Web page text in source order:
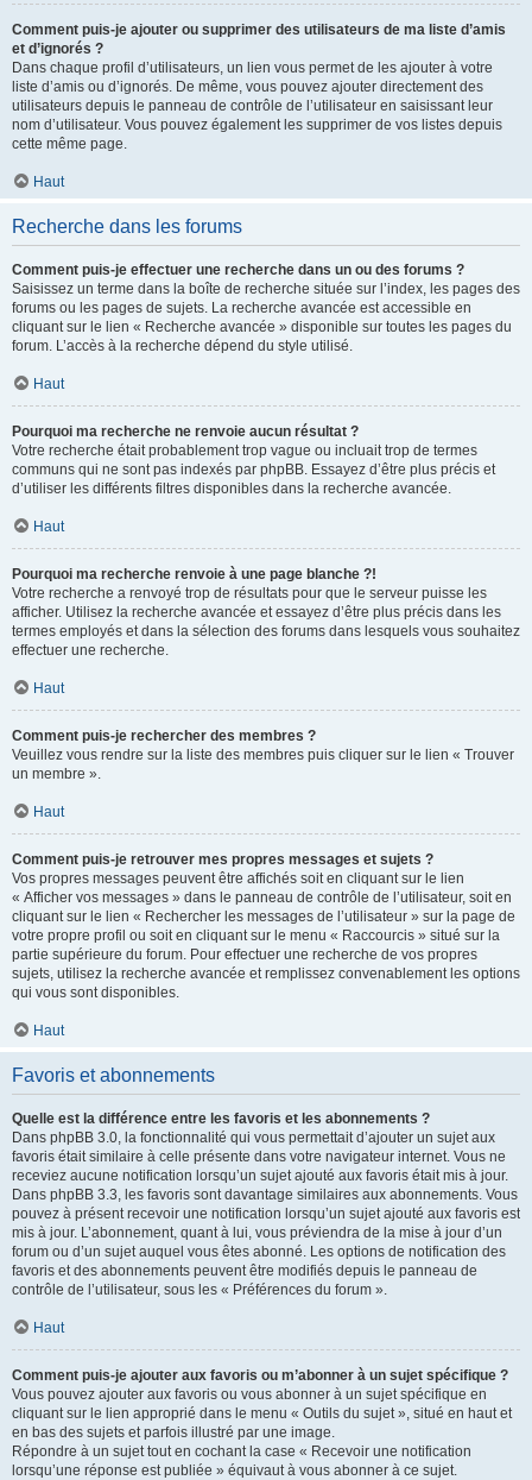
Comment puis-je ajouter ou supprimer des utilisateurs de ma liste d’amis
et d’ignorés ?
Dans chaque profil d’utilisateurs, un lien vous permet de les ajouter à votre
liste d’amis ou d’ignorés. De même, vous pouvez ajouter directement des
utilisateurs depuis le panneau de contrôle de l’utilisateur en saisissant leur
nom d’utilisateur. Vous pouvez également les supprimer de vos listes depuis
cette même page.
Haut
Recherche dans les forums
Comment puis-je effectuer une recherche dans un ou des forums ?
Saisissez un terme dans la boîte de recherche située sur l’index, les pages des
forums ou les pages de sujets. La recherche avancée est accessible en
cliquant sur le lien « Recherche avancée » disponible sur toutes les pages du
forum. L’accès à la recherche dépend du style utilisé.
Haut
Pourquoi ma recherche ne renvoie aucun résultat ?
Votre recherche était probablement trop vague ou incluait trop de termes
communs qui ne sont pas indexés par phpBB. Essayez d’être plus précis et
d’utiliser les différents filtres disponibles dans la recherche avancée.
Haut
Pourquoi ma recherche renvoie à une page blanche ?!
Votre recherche a renvoyé trop de résultats pour que le serveur puisse les
afficher. Utilisez la recherche avancée et essayez d’être plus précis dans les
termes employés et dans la sélection des forums dans lesquels vous souhaitez
effectuer une recherche.
Haut
Comment puis-je rechercher des membres ?
Veuillez vous rendre sur la liste des membres puis cliquer sur le lien « Trouver
un membre ».
Haut
Comment puis-je retrouver mes propres messages et sujets ?
Vos propres messages peuvent être affichés soit en cliquant sur le lien
« Afficher vos messages » dans le panneau de contrôle de l’utilisateur, soit en
cliquant sur le lien « Rechercher les messages de l’utilisateur » sur la page de
votre propre profil ou soit en cliquant sur le menu « Raccourcis » situé sur la
partie supérieure du forum. Pour effectuer une recherche de vos propres
sujets, utilisez la recherche avancée et remplissez convenablement les options
qui vous sont disponibles.
Haut
Favoris et abonnements
Quelle est la différence entre les favoris et les abonnements ?
Dans phpBB 3.0, la fonctionnalité qui vous permettait d’ajouter un sujet aux
favoris était similaire à celle présente dans votre navigateur internet. Vous ne
receviez aucune notification lorsqu’un sujet ajouté aux favoris était mis à jour.
Dans phpBB 3.3, les favoris sont davantage similaires aux abonnements. Vous
pouvez à présent recevoir une notification lorsqu’un sujet ajouté aux favoris est
mis à jour. L’abonnement, quant à lui, vous préviendra de la mise à jour d’un
forum ou d’un sujet auquel vous êtes abonné. Les options de notification des
favoris et des abonnements peuvent être modifiés depuis le panneau de
contrôle de l’utilisateur, sous les « Préférences du forum ».
Haut
Comment puis-je ajouter aux favoris ou m’abonner à un sujet spécifique ?
Vous pouvez ajouter aux favoris ou vous abonner à un sujet spécifique en
cliquant sur le lien approprié dans le menu « Outils du sujet », situé en haut et
en bas des sujets et parfois illustré par une image.
Répondre à un sujet tout en cochant la case « Recevoir une notification
lorsqu’une réponse est publiée » équivaut à vous abonner à ce sujet.